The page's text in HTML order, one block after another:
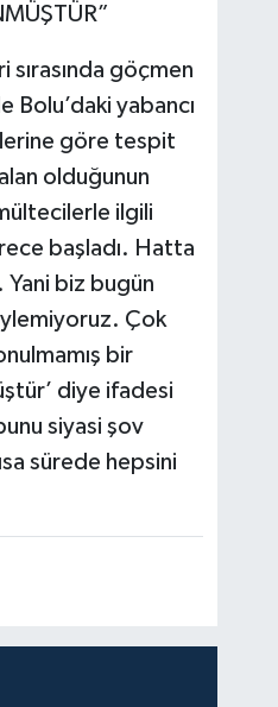
sırasında göçmen
Bolu’daki yabancı
göre tespit
olduğunun
mültecilerle ilgili
başladı. Hatta
Yani biz bugün
Çok
bir
diye ifadesi
siyasi şov
sürede hepsini